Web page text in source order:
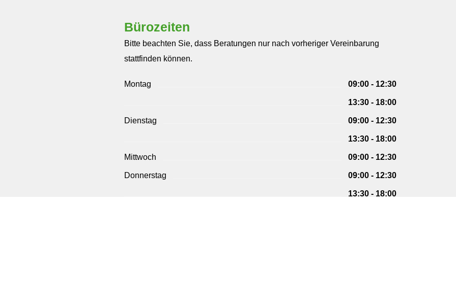
Bürozeiten
Bitte beachten Sie, dass Beratungen nur nach vorheriger Vereinbarung
stattfinden können.
Montag 09:00 - 12:30
13:30 - 18:00
Dienstag 09:00 - 12:30
13:30 - 18:00
Mittwoch 09:00 - 12:30
Donnerstag 09:00 - 12:30
13:30 - 18:00